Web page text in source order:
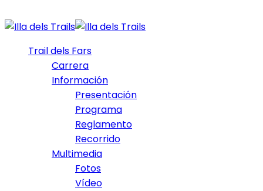
Trail dels Fars
Carrera
Información
Presentación
Programa
Reglamento
Recorrido
Multimedia
Fotos
Vídeo